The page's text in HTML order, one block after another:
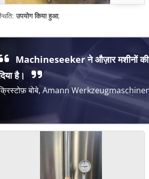
उपयोग किया हुआ,
Machineseeker ने औज़ार मशीनों की
है।
बोबे, Amann